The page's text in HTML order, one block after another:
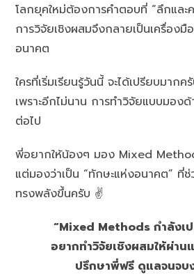
โลกยุคใหม่ต้องการคำตอบที่ “ลึกและ
การวิจัยเชิงผสมจึงกลายเป็นเครื่อง
อนาคต
ใครที่เริ่มเรียนรู้วันนี้ จะได้เปรียบมากค
เพราะอีกไม่นาน การทำวิจัยแบบมอง
ต่อไป
พี่อยากให้น้องๆ มอง Mixed
แต่มองว่าเป็น “ทักษะแห่งอนาคต” ที่ช่
ทรงพลังขึ้นครับ ✌️
“Mixed Methods กำลังเ
อยากทำวิจัยเชิงผสมให้ผ่า
ปรึกษาพี่ฟรี ดูแลจนจบ